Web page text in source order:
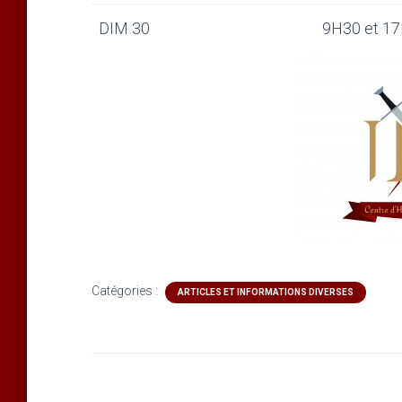
DIM 30 9H30 et
Catégories : ARTICLES ET INFORMATIONS DIVERSES